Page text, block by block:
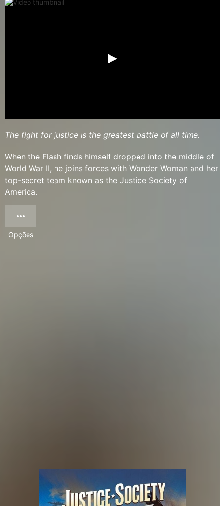
The fight for justice is the greatest battle of all time.
When the Flash finds himself dropped into the middle of
World War II, he joins forces with Wonder Woman and her
top-secret team known as the Justice Society of
America.
Opções